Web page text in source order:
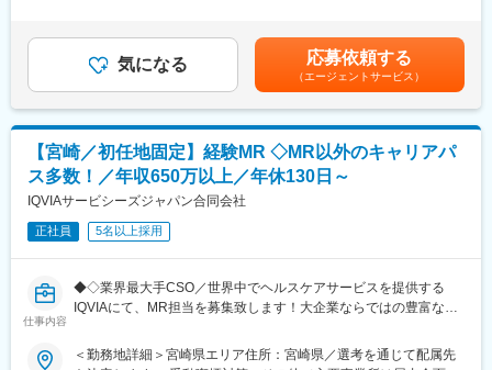
経験から挑戦し正社員になった方も多数います（登用まで平均1年
程度）
当社には約80名、関連会社は約30名の社員が在籍しています。う
ち30代～50代の7名の営業担当が活躍しています。中途入社者が
多く、前職は飲食系、求人営業など異業種からの転職者が活躍中
です。
変更の範囲：会社の定める業務
■業務内容：
・大学病院などに所属する医師に対して、実際の症例をベースに
した適切な情報提供・適正使用の推進
・医療機関との賃貸借契約の契約締結と与信管理
・医療機器に対して使用成績調査等のPMS業務
・治療開始時における機器の手配、医療機関や社内各部署との調
整
＜営業スタイル＞
主に大学病院や基幹病院の医師や医療従事者に対して、実際の症
を行います。
※宿泊を伴う国内出張あり。日本全国の大学病院・基幹病院および
賞与実績:前年度実績（年間給与の15％）賃金はあくまでも目安の
金額であり、選考を通じて上下する可能性があります。月給(月額)
は固定手当を含めた表記です。
気になる 応募依頼する
（エージェントサービス）
【宮崎／初任地固定】経験MR ◇MR以外のキャリアパ
ス多数！／年収650万以上／年休130日～
IQVIAサービシーズジャパン合同会社
正社員 5名以上採用
仕事内容
◆◇業界最大手CSO／世界中でヘルスケアサービスを提供する
IQVIAにて、MR担当を募集致します！大企業ならではの豊富なキ
【具体的な業務詳細】
＜勤務地詳細＞宮崎県エリア住所：宮崎県／選考を通じて配属先